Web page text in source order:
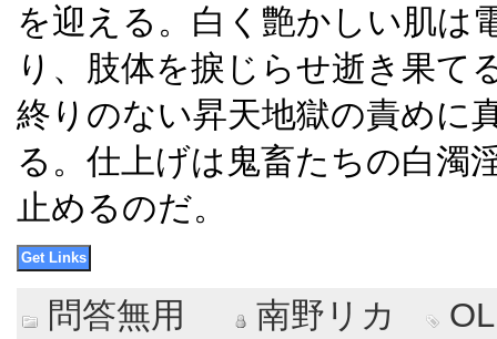
を迎える。白く艶かしい肌は
り、肢体を捩じらせ逝き果て
終りのない昇天地獄の責めに
る。仕上げは鬼畜たちの白濁
止めるのだ。
問答無用 南野リカ OL